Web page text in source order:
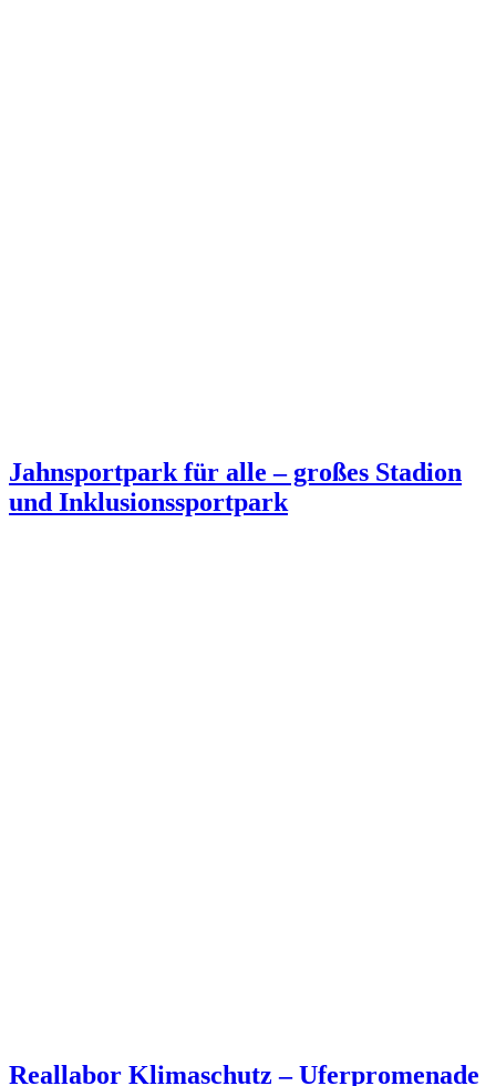
Jahnsportpark für alle – großes Stadion
und Inklusionssportpark
Reallabor Klimaschutz – Uferpromenade